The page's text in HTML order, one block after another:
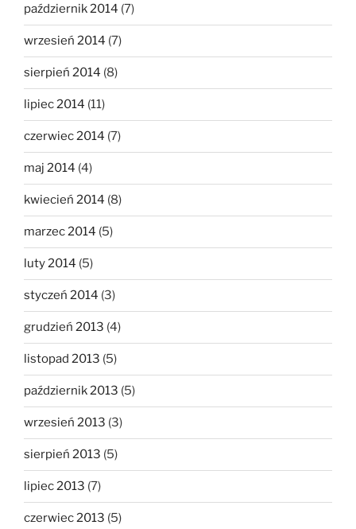
październik 2014 (7)
wrzesień 2014 (7)
sierpień 2014 (8)
lipiec 2014 (11)
czerwiec 2014 (7)
maj 2014 (4)
kwiecień 2014 (8)
marzec 2014 (5)
luty 2014 (5)
styczeń 2014 (3)
grudzień 2013 (4)
listopad 2013 (5)
październik 2013 (5)
wrzesień 2013 (3)
sierpień 2013 (5)
lipiec 2013 (7)
czerwiec 2013 (5)